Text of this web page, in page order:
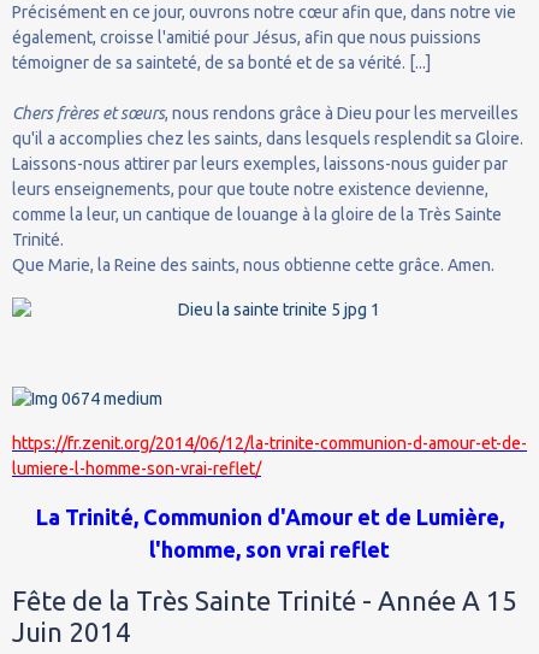
Précisément en ce jour, ouvrons notre cœur afin que, dans notre vie
également, croisse l'amitié pour Jésus, afin que nous puissions
témoigner de sa sainteté, de sa bonté et de sa vérité. [...]
Chers frères et sœurs, nous rendons grâce à Dieu pour les merveilles
qu'il a accomplies chez les saints, dans lesquels resplendit sa Gloire.
Laissons-nous attirer par leurs exemples, laissons-nous guider par
leurs enseignements, pour que toute notre existence devienne,
comme la leur, un cantique de louange à la gloire de la Très Sainte
Trinité.
Que Marie, la Reine des saints, nous obtienne cette grâce. Amen.
https://fr.zenit.org/2014/06/12/la-trinite-communion-d-amour-et-de-
lumiere-l-homme-son-vrai-reflet/
La Trinité, Communion d'Amour et de Lumière,
l'homme, son vrai reflet
Fête de la Très Sainte Trinité - Année A 15
Juin 2014